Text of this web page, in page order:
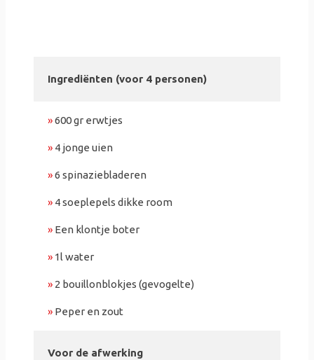
Ingrediënten (voor 4 personen)
»600 gr erwtjes
» 4 jonge uien
»6 spinaziebladeren
» 4 soeplepels dikke room
» Een klontje boter
» 1l water
» 2 bouillonblokjes (gevogelte)
» Peper en zout
Voor de afwerking